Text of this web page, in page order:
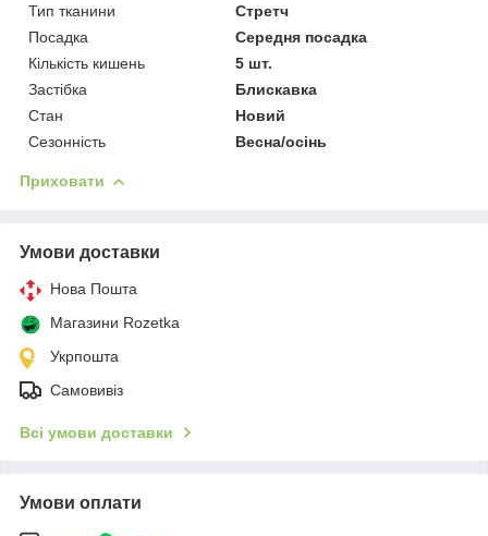
Тип тканини
Стретч
Посадка
Середня посадка
Кількість кишень
5 шт.
Застібка
Блискавка
Стан
Новий
Сезонність
Весна/осінь
Приховати
Умови доставки
Нова Пошта
Магазини Rozetka
Укрпошта
Самовивіз
Всі умови доставки
Умови оплати